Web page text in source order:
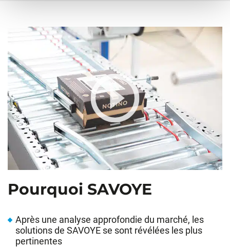
Pourquoi SAVOYE
Après une analyse approfondie du marché, les
solutions de SAVOYE se sont révélées les plus
pertinentes